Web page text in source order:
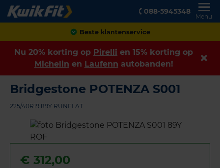
088-5945348
Menu
Achteraf betalen
Nu 20% korting op Pirelli en 15% korting op
Michelin en Laufenn autobanden!
Bridgestone POTENZA S001
225/40R19 89Y RUNFLAT
€ 312,00